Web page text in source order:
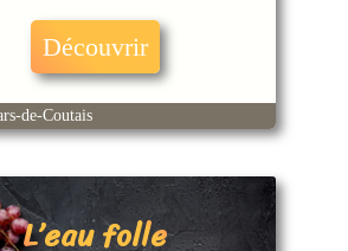
Découvrir
de-Coutais
L’eau folle